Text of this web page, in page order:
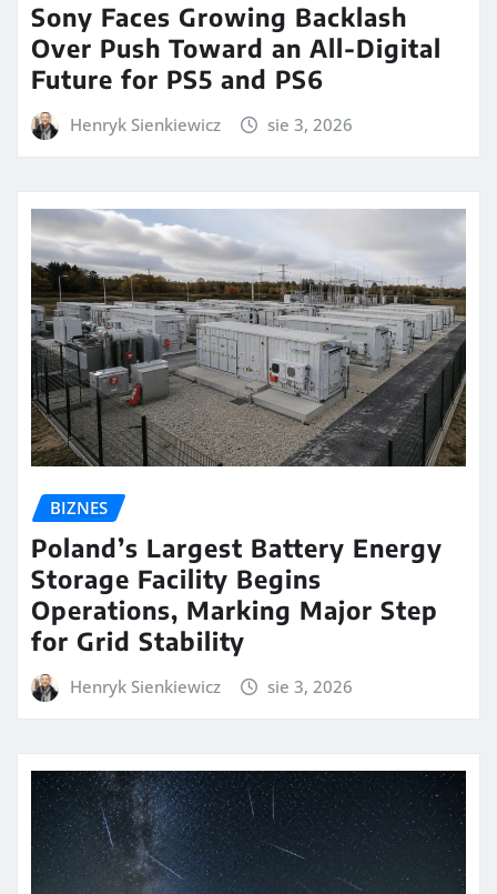
Sony Faces Growing Backlash
Over Push Toward an All-Digital
Future for PS5 and PS6
Henryk Sienkiewicz sie 3, 2026
BIZNES
Poland’s Largest Battery Energy
Storage Facility Begins
Operations, Marking Major Step
for Grid Stability
Henryk Sienkiewicz sie 3, 2026